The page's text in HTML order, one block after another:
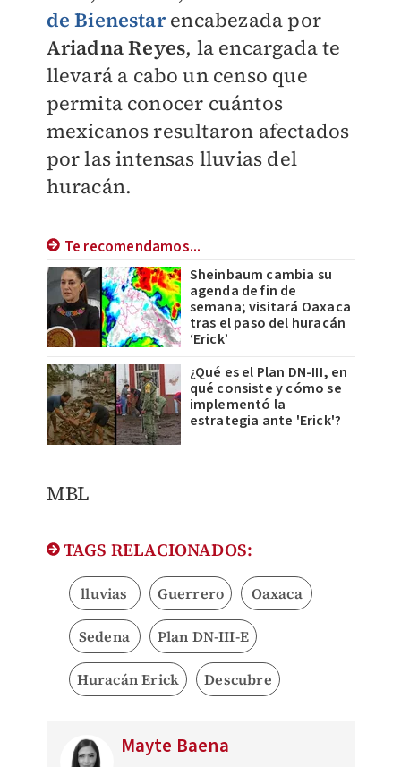
de Bienestarencabezada por
Ariadna Reyes, la encargada te
llevará a cabo un censo que
permita conocer cuántos
mexicanos resultaron afectados
por las intensas lluvias del
huracán.
Te recomendamos...
Sheinbaum cambia su
agenda de fin de
semana; visitará Oaxaca
tras el paso del huracán
‘Erick’
¿Qué es el Plan DN-III, en
qué consiste y cómo se
implementó la
estrategia ante 'Erick'?
MBL
TAGS RELACIONADOS:
lluvias Guerrero Oaxaca
Sedena Plan DN-III-E
Huracán Erick Descubre
Mayte Baena